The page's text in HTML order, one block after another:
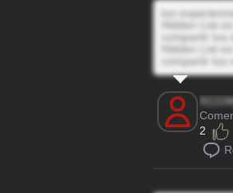
tus
Hidden List
compartir
Hidden List
compartir
2